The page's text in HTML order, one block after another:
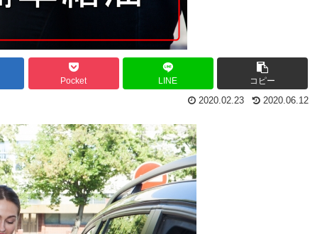
Pocket LINE
コピー
2020.06.12
2020.02.23